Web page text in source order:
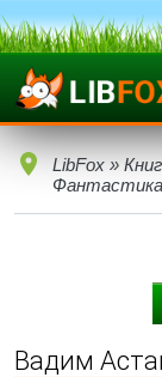
LibFox »
Фантастика
Вадим